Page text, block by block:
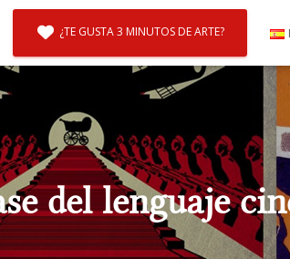
¿TE GUSTA 3 MINUTOS DE ARTE?
del lenguaje